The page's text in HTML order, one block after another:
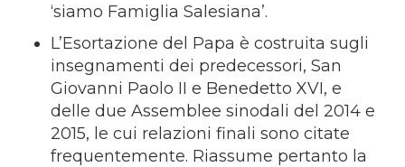
‘siamo Famiglia Salesiana’.
L’Esortazione del Papa è costruita sugli
insegnamenti dei predecessori, San
Giovanni Paolo II e Benedetto XVI, e
delle due Assemblee sinodali del 2014 e
2015, le cui relazioni finali sono citate
frequentemente. Riassume pertanto la